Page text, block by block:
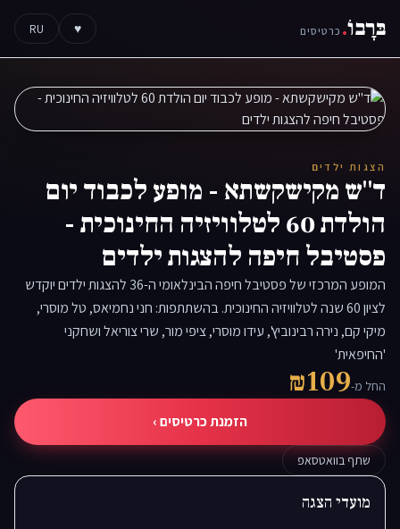
בּרָבוֹ. כרטיסים ♥
RU
הצגות ילדים
ד"ש מקישקשתא - מופע לכבוד יום
הולדת 60 לטלוויזיה החינוכית -
פסטיבל חיפה להצגות ילדים
המופע המרכזי של פסטיבל חיפה הבינלאומי ה-36 להצגות ילדים יוקדש
לציון 60 שנה לטלוויזיה החינוכית. בהשתתפות: חני נחמיאס, טל מוסרי,
מיקי קם, נירה רבינוביץ', עידו מוסרי, ציפי מור, שרי צוריאל ושחקני
'החיפאית'
החל מ-₪109
הזמנת כרטיסים ›
שתף בוואטסאפ
מועדי הצגה